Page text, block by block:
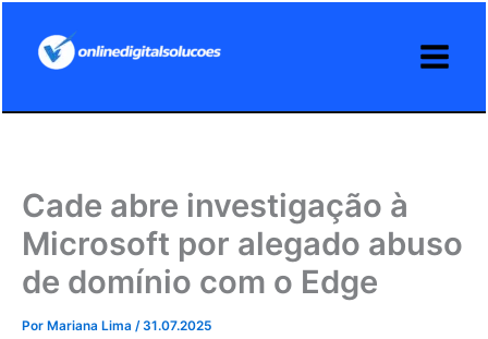
Cade abre investigação à
Microsoft por alegado abuso
de domínio com o Edge
Por Mariana Lima /31.07.2025